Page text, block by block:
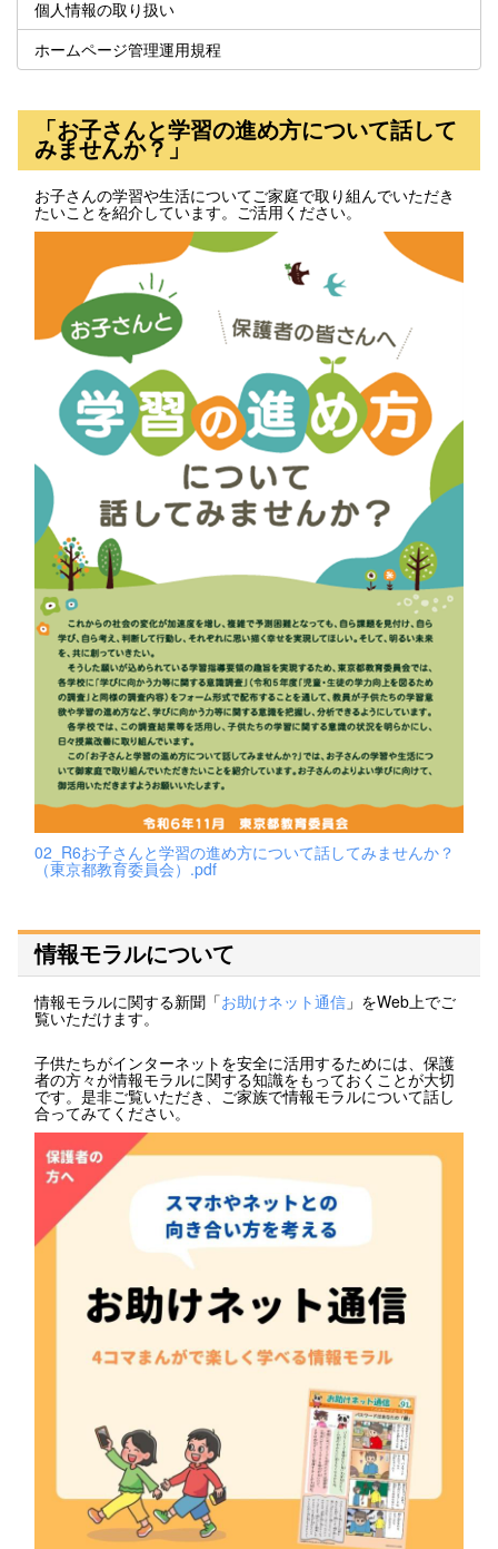
個人情報の取り扱い
ホームページ管理運用規程
「お子さんと学習の進め方について話して
みませんか？」
お子さんの学習や生活についてご家庭で取り組んでいただき
たいことを紹介しています。ご活用ください。
02_R6お子さんと学習の進め方について話してみませんか？
（東京都教育委員会）.pdf
情報モラルについて
情報モラルに関する新聞「お助けネット通信 」をWeb上でご
覧いただけます。
子供たちがインターネットを安全に活用するためには、保護
者の方々が情報モラルに関する知識をもっておくことが大切
です。是非ご覧いただき、ご家族で情報モラルについて話し
合ってみてください。